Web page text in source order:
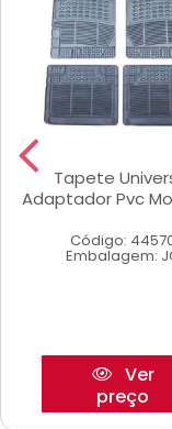
Tapete
Adaptador Pvc
Código:
Embalagem:
Ver
preço